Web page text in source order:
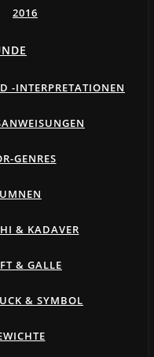
2016
-INTERPRETATIONEN
GENRES
& KADAVER
& GALLE
& SYMBOL